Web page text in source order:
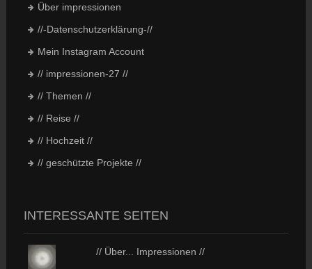
Über impressionen
//-Datenschutzerklärung-//
Mein Instagram Account
// impressionen-27 //
// Themen //
// Reise //
// Hochzeit //
// geschützte Projekte //
INTERESSANTE SEITEN
// Über... Impressionen //